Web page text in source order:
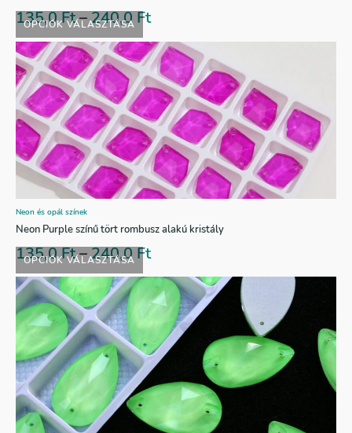
OPCIÓK VÁLASZTÁSA
135,0Ft–240,0Ft
OPCIÓK VÁLASZTÁSA
Neon és opál színek
Neon Purple színű tört rombusz alakú kristály
135,0Ft–240,0Ft